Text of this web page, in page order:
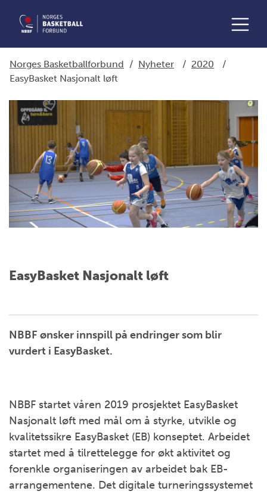
Norges Basketballforbund / Nyheter / 2020
/
EasyBasket Nasjonalt løft
EasyBasket Nasjonalt løft
NBBF ønsker innspill på endringer som blir
vurdert i EasyBasket.
NBBF startet våren 2019 prosjektet EasyBasket
Nasjonalt løft med mål om å styrke, utvikle og
kvalitetssikre EasyBasket (EB) konseptet. Arbeidet
startet med å tilrettelegge for økt aktivitet og
forenkle organiseringen av arbeidet bak EB-
arrangementene. Det digitale turneringssystemet